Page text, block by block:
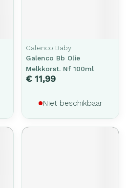
Galenco Baby
Galenco Bb Olie
Melkkorst. Nf 100ml
€ 11,99
Niet beschikbaar